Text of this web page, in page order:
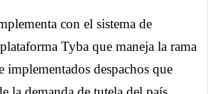
con el sistema de
Tyba que maneja la rama
despachos que